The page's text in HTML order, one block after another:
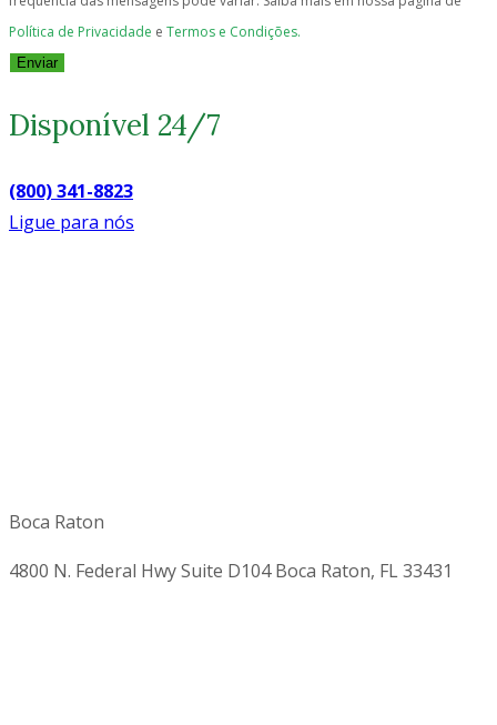
Política de Privacidade e Termos e Condições.
Enviar
Disponível 24/7
(800) 341-8823
Ligue para nós
Boca Raton
4800 N. Federal Hwy Suite D104 Boca Raton, FL 33431